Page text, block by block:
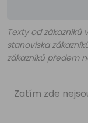
Texty od
stanoviska
zákazníků předem
Zatím zde